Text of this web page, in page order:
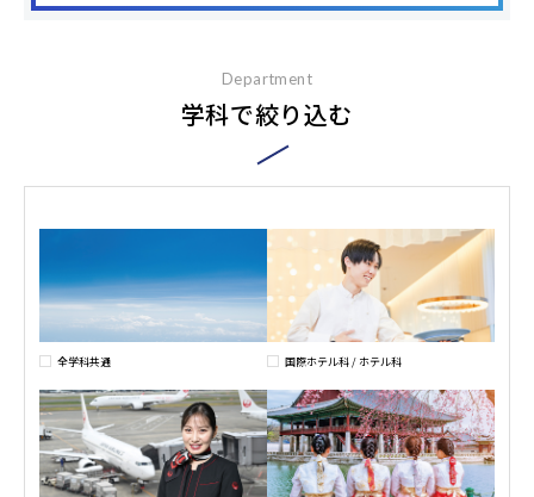
Department
学科で絞り込む
全学科共通 国際ホテル科 / ホテル科